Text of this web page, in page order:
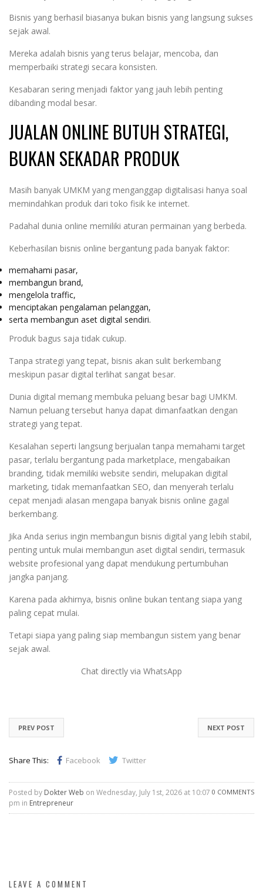
Bisnis yang berhasil biasanya bukan bisnis yang langsung sukses
sejak awal.
Mereka adalah bisnis yang terus belajar, mencoba, dan
memperbaiki strategi secara konsisten.
Kesabaran sering menjadi faktor yang jauh lebih penting
dibanding modal besar.
JUALAN ONLINE BUTUH STRATEGI,
BUKAN SEKADAR PRODUK
Masih banyak UMKM yang menganggap digitalisasi hanya soal
memindahkan produk dari toko fisik ke internet.
Padahal dunia online memiliki aturan permainan yang berbeda.
Keberhasilan bisnis online bergantung pada banyak faktor:
memahami pasar,
membangun brand,
mengelola traffic,
menciptakan pengalaman pelanggan,
serta membangun aset digital sendiri.
Produk bagus saja tidak cukup.
Tanpa strategi yang tepat, bisnis akan sulit berkembang
meskipun pasar digital terlihat sangat besar.
Dunia digital memang membuka peluang besar bagi UMKM.
Namun peluang tersebut hanya dapat dimanfaatkan dengan
strategi yang tepat.
Kesalahan seperti langsung berjualan tanpa memahami target
pasar, terlalu bergantung pada marketplace, mengabaikan
branding, tidak memiliki website sendiri, melupakan digital
marketing, tidak memanfaatkan SEO, dan menyerah terlalu
cepat menjadi alasan mengapa banyak bisnis online gagal
berkembang.
Jika Anda serius ingin membangun bisnis digital yang lebih stabil,
penting untuk mulai membangun aset digital sendiri, termasuk
website profesional yang dapat mendukung pertumbuhan
jangka panjang.
Karena pada akhirnya, bisnis online bukan tentang siapa yang
paling cepat mulai.
Tetapi siapa yang paling siap membangun sistem yang benar
sejak awal.
Chat directly via WhatsApp
NEXT POST
PREV POST
Share This: Facebook Twitter
0 COMMENTS
Posted by Dokter Web on Wednesday, July 1st, 2026 at 10:07
pm in Entrepreneur
LEAVE A COMMENT